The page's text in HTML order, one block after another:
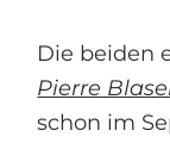
Die beiden
Pierre
schon im